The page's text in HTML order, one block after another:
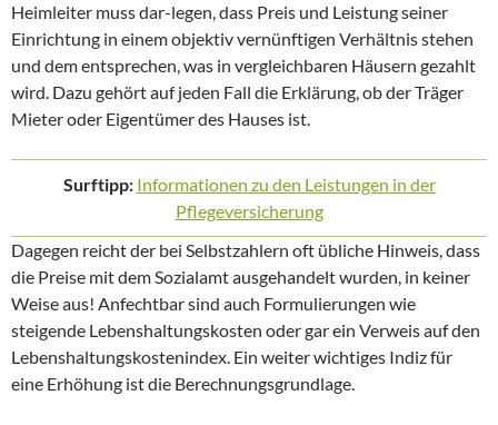
Heimleiter muss dar-legen, dass Preis und Leistung seiner
Einrichtung in einem objektiv vernünftigen Verhältnis stehen
und dem entsprechen, was in vergleichbaren Häusern gezahlt
wird. Dazu gehört auf jeden Fall die Erklärung, ob der Träger
Mieter oder Eigentümer des Hauses ist.
Surftipp: Informationen zu den Leistungen in der
Pflegeversicherung
Dagegen reicht der bei Selbstzahlern oft übliche Hinweis, dass
die Preise mit dem Sozialamt ausgehandelt wurden, in keiner
Weise aus! Anfechtbar sind auch Formulierungen wie
steigende Lebenshaltungskosten oder gar ein Verweis auf den
Lebenshaltungskostenindex. Ein weiter wichtiges Indiz für
eine Erhöhung ist die Berechnungsgrundlage.